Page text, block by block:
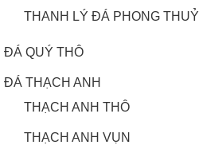
THANH LÝ ĐÁ PHONG THUỶ
ĐÁ QUÝ THÔ
ĐÁ THẠCH ANH
THẠCH ANH THÔ
THẠCH ANH VỤN